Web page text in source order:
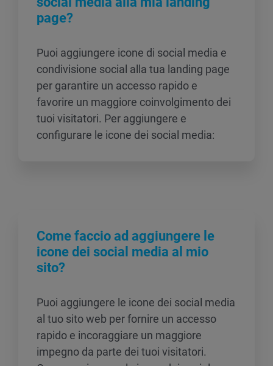
page?
Puoi aggiungere icone di social media e
condivisione social alla tua landing page
per garantire un accesso rapido e
favorire un maggiore coinvolgimento dei
tuoi visitatori. Per aggiungere e
configurare le icone dei social media:
Come faccio ad aggiungere le
icone dei social media al mio
sito?
Puoi aggiungere le icone dei social media
al tuo sito web per fornire un accesso
rapido e incoraggiare un maggiore
impegno da parte dei tuoi visitatori.